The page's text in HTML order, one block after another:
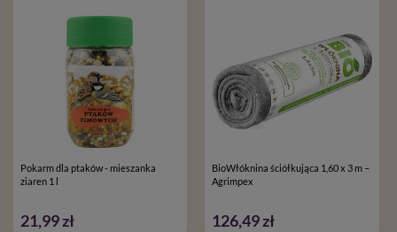
Pokarm dla ptaków - mieszanka
ziaren 1 l
21,99 zł
BioWłóknina ściółkująca 1,60 x 3 m –
Agrimpex
126,49 zł